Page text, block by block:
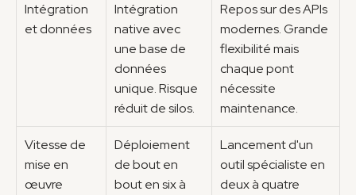
Intégration
et données
Intégration
native avec
une base de
données
unique. Risque
réduit de silos.
Repos sur des APIs
modernes. Grande
flexibilité mais
chaque pont
nécessite
maintenance.
Vitesse de
mise en
œuvre
Déploiement
de bout en
bout en six à
Lancement d'un
outil spécialiste en
deux à quatre